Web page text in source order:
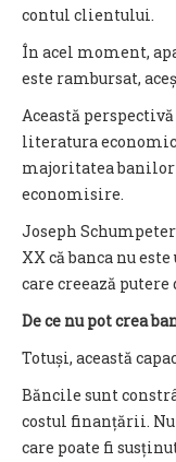
contul clientului.
În acel moment,
este rambursat,
Această
literatura
majoritatea
economisire.
Joseph
XX că banca nu
care creează putere
De ce nu pot crea
Totuși, această
Băncile sunt
costul finanțării.
care poate fi